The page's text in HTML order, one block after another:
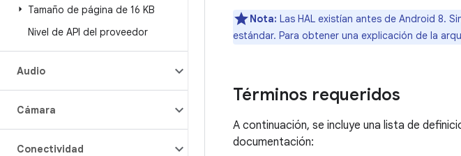
Tamaño de página de 16 KB
Nivel de API del proveedor
Audio
Cámara
Conectividad
Nota: Las HAL existían antes de Android 8.
estándar. Para obtener una explicación de la
Términos requeridos
A continuación, se incluye una lista de
documentación: